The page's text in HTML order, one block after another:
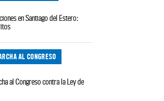
en Santiago del Estero:
AL CONGRESO
al Congreso contra la Ley de